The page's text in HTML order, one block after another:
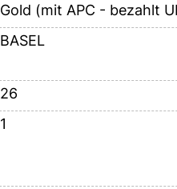
Gold (mit APC - bezahlt
BASEL
26
1